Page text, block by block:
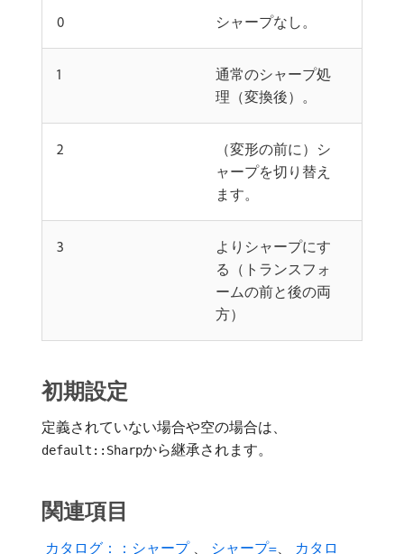
0 シャープなし。
1
通常のシャープ処
理（変換後）。
2
（変形の前に）シ
ャープを切り替え
ます。
3
よりシャープにす
る（トランスフォ
ームの前と後の両
方）
初期設定
定義されていない場合や空の場合は、
default::Sharpから継承されます。
関連項目
​ カタログ：：シャープ ​ 、 ​ シャープ=、 ​ カタロ